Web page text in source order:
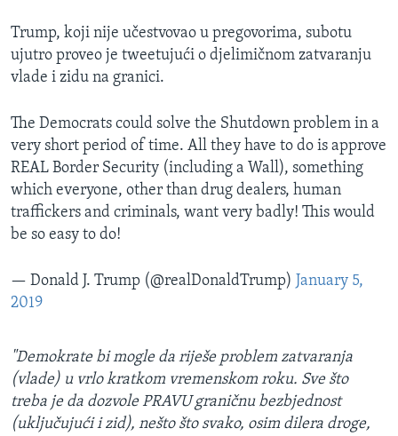
Trump, koji nije učestvovao u pregovorima, subotu
ujutro proveo je tweetujući o djelimičnom zatvaranju
vlade i zidu na granici.
The Democrats could solve the Shutdown problem in a
very short period of time. All they have to do is approve
REAL Border Security (including a Wall), something
which everyone, other than drug dealers, human
traffickers and criminals, want very badly! This would
be so easy to do!
— Donald J. Trump (@realDonaldTrump) January 5,
2019
"Demokrate bi mogle da riješe problem zatvaranja
(vlade) u vrlo kratkom vremenskom roku. Sve što
treba je da dozvole PRAVU graničnu bezbjednost
(uključujući i zid), nešto što svako, osim dilera droge,